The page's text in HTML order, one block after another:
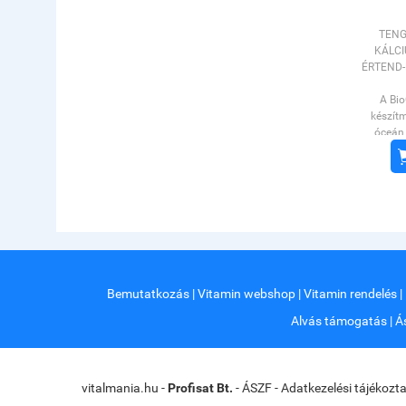
A
is. A
Bemutatkozás |Vitamin webshop |Vitamin rendelés |
Alvás támogatás|
vitalmania.hu - Profisat Bt. -ÁSZF-Adatkezelési